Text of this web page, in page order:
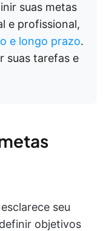
suas metas
e profissional,
e longo prazo.
suas tarefas e
esclarece seu
objetivos